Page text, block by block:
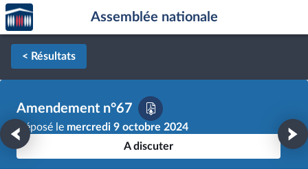
Aller au contenu
Aller en bas de la page
Accèder
à la
page
d'accueil
Assemblée nationale
< Résultats
Amendement n°67
Déposé le mercredi 9 octobre 2024
A discuter